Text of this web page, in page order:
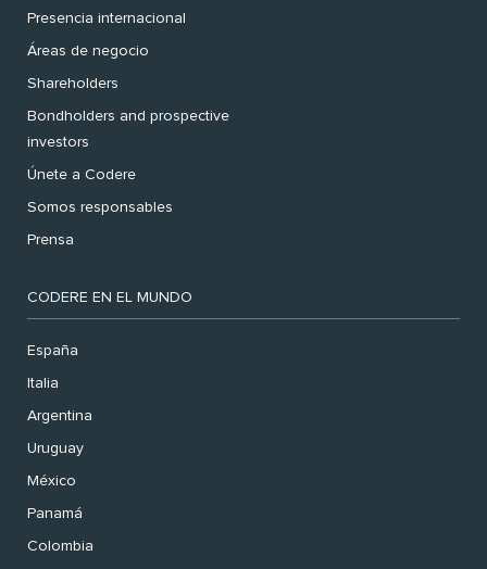
Presencia internacional
Áreas de negocio
Shareholders
Bondholders and prospective
investors
Únete a Codere
Somos responsables
Prensa
CODERE EN EL MUNDO
España
Italia
Argentina
Uruguay
México
Panamá
Colombia